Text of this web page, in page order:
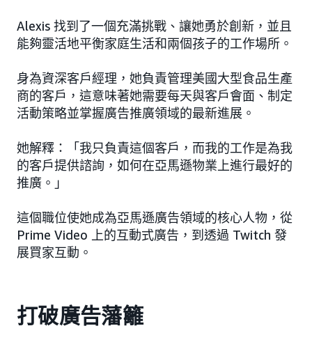
Alexis 找到了一個充滿挑戰、讓她勇於創新，並且
能夠靈活地平衡家庭生活和兩個孩子的工作場所。
身為資深客戶經理，她負責管理美國大型食品生產
商的客戶，這意味著她需要每天與客戶會面、制定
活動策略並掌握廣告推廣領域的最新進展。
她解釋：「我只負責這個客戶，而我的工作是為我
的客戶提供諮詢，如何在亞馬遜物業上進行最好的
推廣。」
這個職位使她成為亞馬遜廣告領域的核心人物，從
Prime Video 上的互動式廣告，到透過 Twitch 發
展買家互動。
打破廣告藩籬